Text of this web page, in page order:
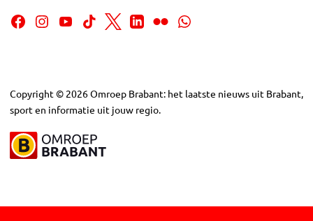
Copyright © 2026Omroep Brabant: het laatste nieuws uit Brabant,
sport en informatie uit jouw regio.